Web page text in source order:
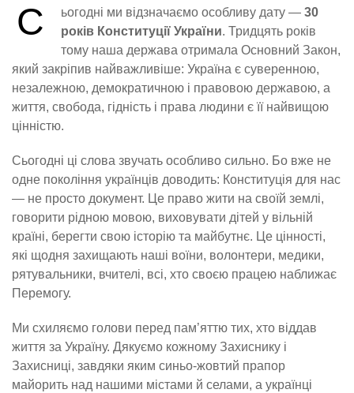
С ьогодні ми відзначаємо особливу дату — 30
років Конституції України. Тридцять років
тому наша держава отримала Основний Закон,
який закріпив найважливіше: Україна є суверенною,
незалежною, демократичною і правовою державою, а
життя, свобода, гідність і права людини є її найвищою
цінністю.
Сьогодні ці слова звучать особливо сильно. Бо вже не
одне покоління українців доводить: Конституція для нас
— не просто документ. Це право жити на своїй землі,
говорити рідною мовою, виховувати дітей у вільній
країні, берегти свою історію та майбутнє. Це цінності,
які щодня захищають наші воїни, волонтери, медики,
рятувальники, вчителі, всі, хто своєю працею наближає
Перемогу.
Ми схиляємо голови перед пам’яттю тих, хто віддав
життя за Україну. Дякуємо кожному Захиснику і
Захисниці, завдяки яким синьо-жовтий прапор
майорить над нашими містами й селами, а українці